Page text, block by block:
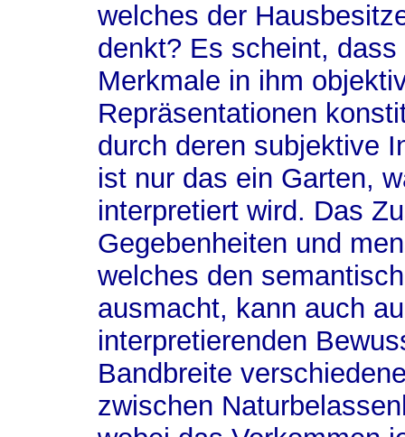
welches der
denkt? Es scheint,
Merkmale in ihm
Repräsentationen
durch deren subjektive
ist nur das ein Garten,
interpretiert wird. Das
Gegebenheiten und
welches den
ausmacht, kann auch
interpretierenden
Bandbreite
zwischen